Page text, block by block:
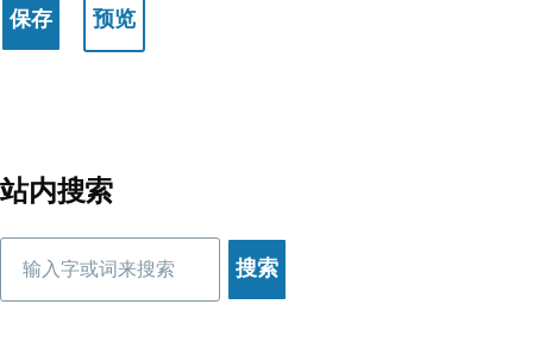
站内搜索